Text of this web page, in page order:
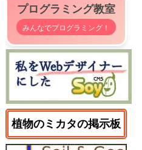
プログラミング教室
みんなでプログラミング！
植物のミカタの掲示板